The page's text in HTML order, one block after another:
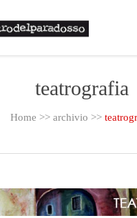
teatrografia
Home >> archivio >>